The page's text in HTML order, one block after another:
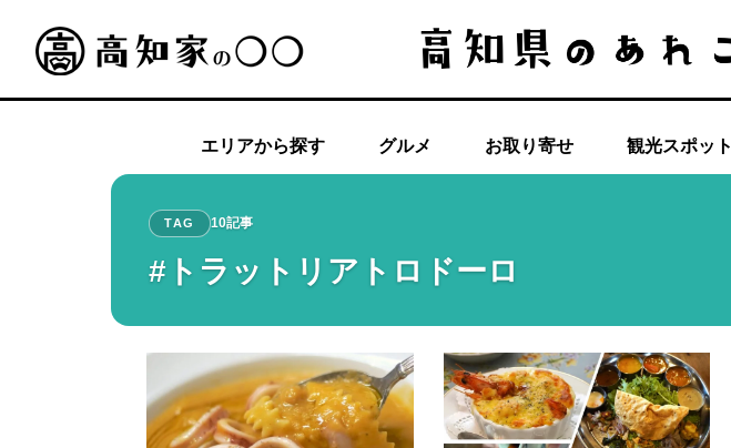
エリアから探す グルメ お取り寄せ 観光スポット
TAG 10記事
#トラットリアトロドーロ